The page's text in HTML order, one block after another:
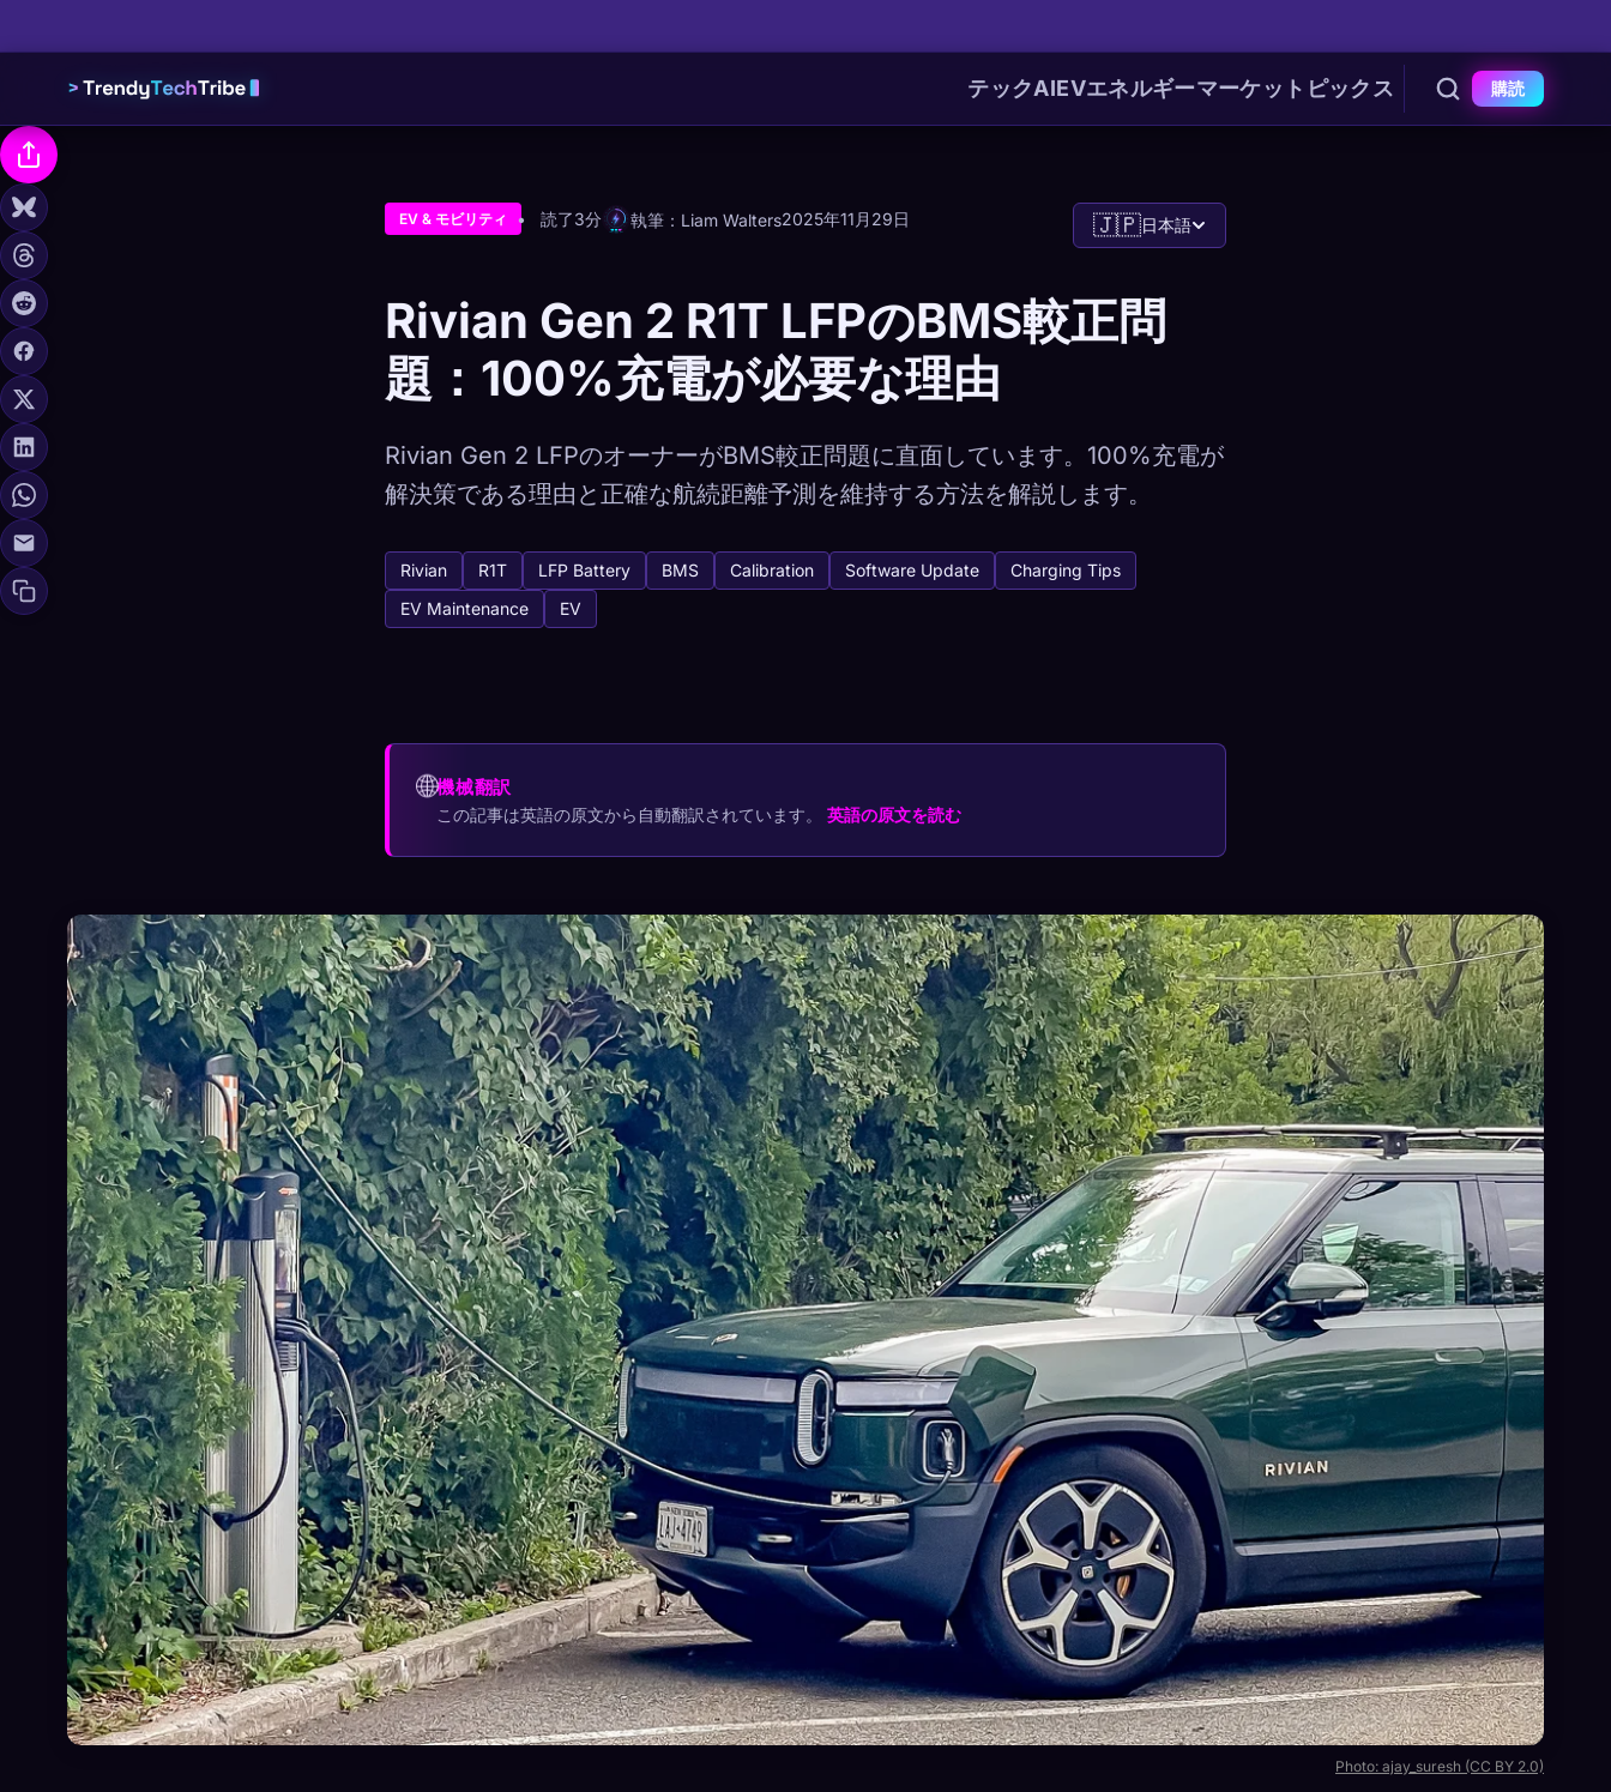
テックAIEVエネルギーマーケット ピックス 購読
EV & モビリティ 読了3分 執筆：Liam Walters2025年11月29日 🇯🇵日本語
Rivian Gen 2 R1T LFPのBMS較正問
題：100%充電が必要な理由
Rivian Gen 2 LFPのオーナーがBMS較正問題に直面しています。100%充電が
解決策である理由と正確な航続距離予測を維持する方法を解説します。
Rivian R1T LFP Battery BMS Calibration Software Update
Charging Tips
EV Maintenance
EV
🌐機械翻訳
この記事は英語の原文から自動翻訳されています。 英語の原文を読む
Photo: ajay_suresh (CC BY 2.0)
すべてのデバイスでコレクションを保存